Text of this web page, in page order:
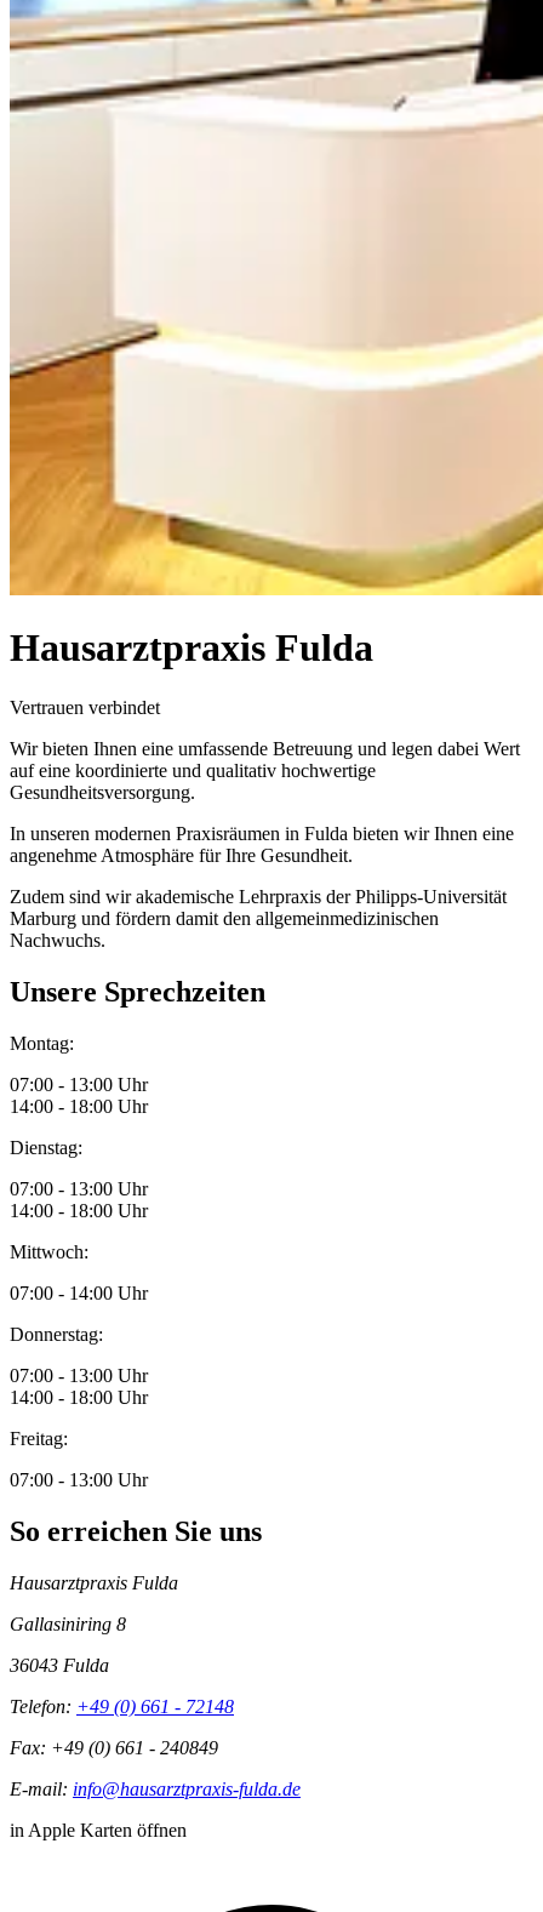
Hausarztpraxis Fulda
Vertrauen verbindet
Wir bieten Ihnen eine umfassende Betreuung und legen dabei Wert
auf eine koordinierte und qualitativ hochwertige
Gesundheitsversorgung.
In unseren modernen Praxisräumen in Fulda bieten wir Ihnen eine
angenehme Atmosphäre für Ihre Gesundheit.
Zudem sind wir akademische Lehrpraxis der Philipps-Universität
Marburg und fördern damit den allgemeinmedizinischen
Nachwuchs.
Unsere Sprechzeiten
Montag:
07:00 - 13:00 Uhr
14:00 - 18:00 Uhr
Dienstag:
07:00 - 13:00 Uhr
14:00 - 18:00 Uhr
Mittwoch:
07:00 - 14:00 Uhr
Donnerstag:
07:00 - 13:00 Uhr
14:00 - 18:00 Uhr
Freitag:
07:00 - 13:00 Uhr
So erreichen Sie uns
Hausarztpraxis Fulda
Gallasiniring 8
36043 Fulda
Telefon: +49 (0) 661 - 72148
Fax: +49 (0) 661 - 240849
E-mail: info@hausarztpraxis-fulda.de
in Apple Karten öffnen